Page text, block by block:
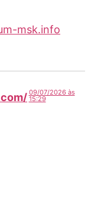
msk.info
09/07/2026 às
15:29